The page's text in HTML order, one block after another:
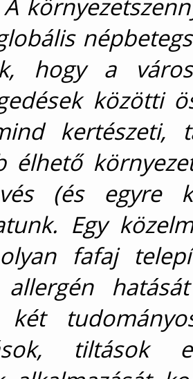
hogy a
közötti
kertészeti,
élhető
(és egyre
Egy
fafaj
allergén
két
tiltások